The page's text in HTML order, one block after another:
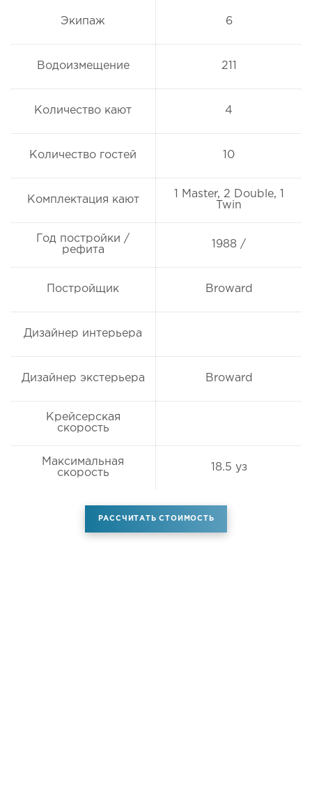
Экипаж 6
Водоизмещение 211
Количество кают 4
Количество гостей 10
Комплектация кают
1 Master, 2 Double, 1
Twin
Год постройки /
рефита
1988 /
Постройщик Broward
Дизайнер интерьера
Дизайнер экстерьера Broward
Крейсерская
скорость
Максимальная
скорость
18.5 уз
РАССЧИТАТЬ СТОИМОСТЬ